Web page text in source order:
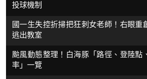
投球機制
國一生失控折掃把狂刺女老師！右眼
逃出教室
颱風動態整理！白海豚「路徑、登陸點
率」一覽